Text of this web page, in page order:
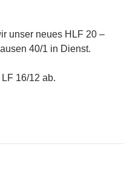
unser neues HLF 20 –
40/1 in Dienst.
16/12 ab.